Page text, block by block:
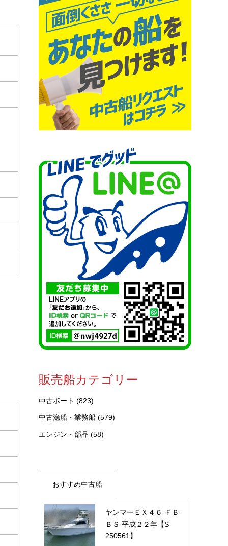
販売船カテゴリー
中古ボート (823)
中古漁船・業務船 (579)
エンジン・部品 (58)
おすすめ中古船
ヤンマーＥＸ４６-ＦＢ-
ＢＳ 平成２２年【S-
250561】